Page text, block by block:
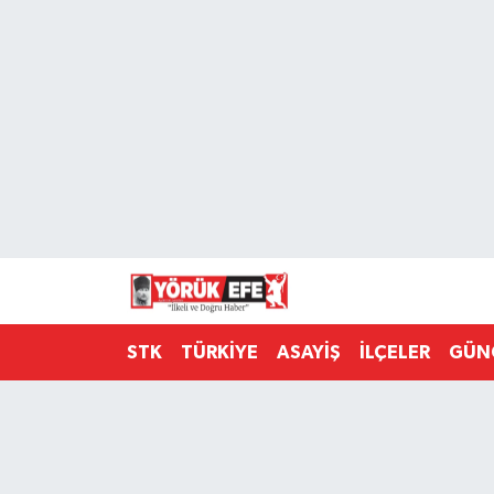
STK TÜRKİYE ASAYİŞ İLÇELER
Süper Lig Puan Durumu ve Fikstür
Tüm Manşetler